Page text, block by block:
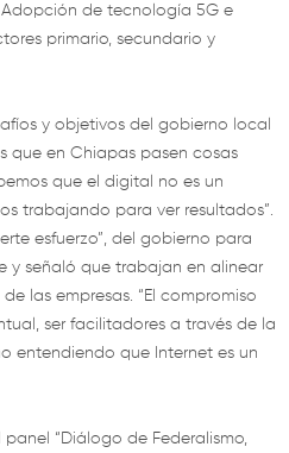
Adopción de tecnología 5G e
primario, secundario y
y objetivos del gobierno local
que en Chiapas pasen cosas
que el digital no es un
trabajando para ver resultados”.
esfuerzo”, del gobierno para
y señaló que trabajan en alinear
las empresas. “El compromiso
ser facilitadores a través de la
entendiendo que Internet es un
“Diálogo de Federalismo,